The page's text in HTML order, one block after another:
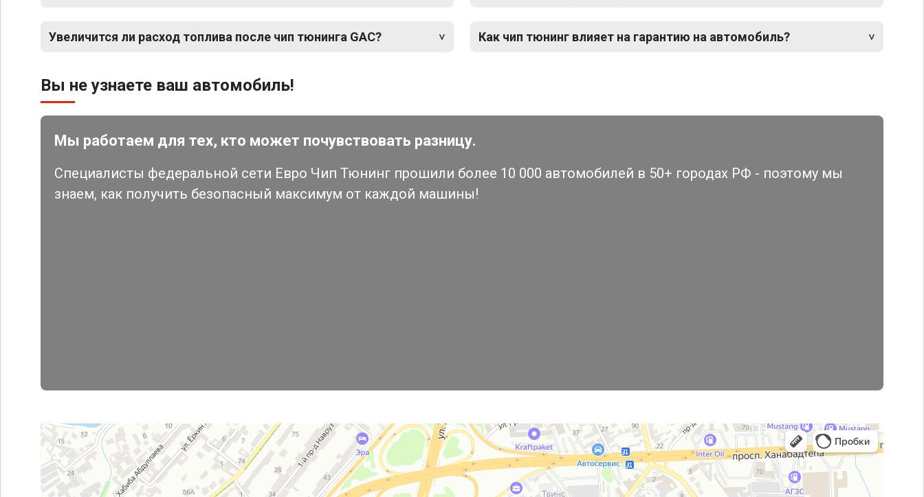
Увеличится ли расход топлива после чип тюнинга GAC? Как чип тюнинг влияет на гарантию на автомобиль?
Вы не узнаете ваш автомобиль!
Мы работаем для тех, кто может почувствовать разницу.
Специалисты федеральной сети Евро Чип Тюнинг прошили более 10 000 автомобилей в 50+ городах РФ - поэтому мы
знаем, как получить безопасный максимум от каждой машины!